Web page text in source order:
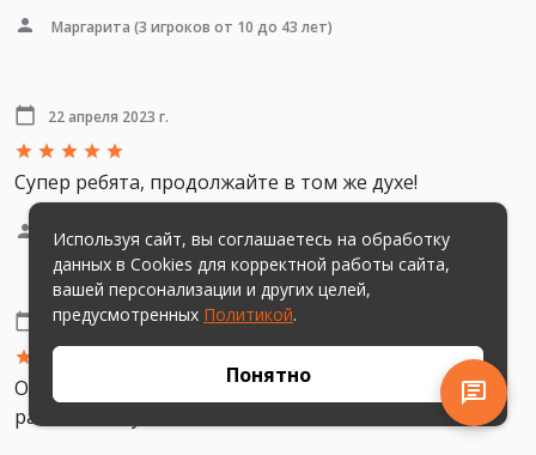
Маргарита (3 игроков от 10 до 43 лет)
22 апреля 2023 г.
Супер ребята, продолжайте в том же духе!
Наталья Геннадьевна (4 детей 9 лет)
22 апреля 2023 г.
Очень классная викторина! Дети захотели пройти 2
раза. Я сама узнала много нового!
Используя сайт, вы соглашаетесь на обработку
данных в Cookies для корректной работы сайта,
вашей персонализации и других целей,
предусмотренных Политикой.
Понятно